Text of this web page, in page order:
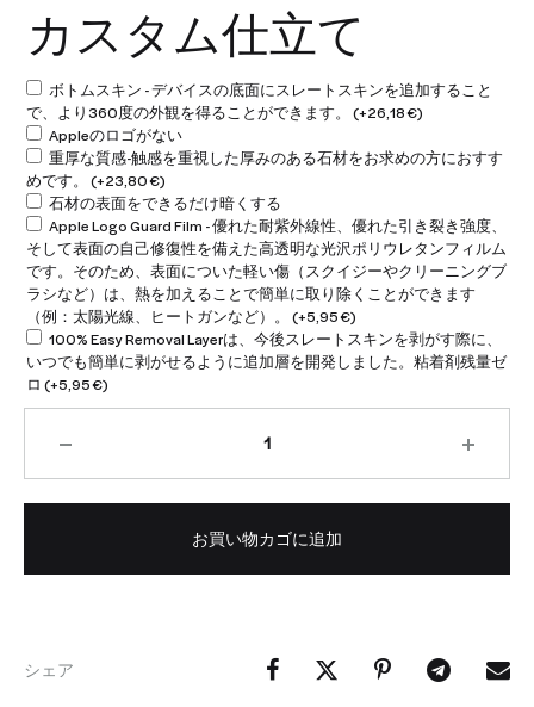
カスタム仕立て
ボトムスキン - デバイスの底面にスレートスキンを追加すること
で、より360度の外観を得ることができます。 (+26,18€)
Appleのロゴがない
重厚な質感-触感を重視した厚みのある石材をお求めの方におすす
めです。 (+23,80€)
石材の表面をできるだけ暗くする
Apple Logo Guard Film - 優れた耐紫外線性、優れた引き裂き強度、
そして表面の自己修復性を備えた高透明な光沢ポリウレタンフィルム
です。そのため、表面についた軽い傷（スクイジーやクリーニングブ
ラシなど）は、熱を加えることで簡単に取り除くことができます
（例：太陽光線、ヒートガンなど）。 (+5,95€)
100% Easy Removal Layerは、今後スレートスキンを剥がす際に、
いつでも簡単に剥がせるように追加層を開発しました。粘着剤残量ゼ
ロ (+5,95€)
お買い物カゴに追加
シェア